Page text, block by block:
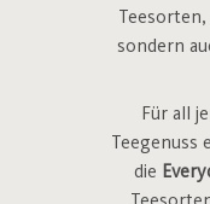
sondern
Für all
die